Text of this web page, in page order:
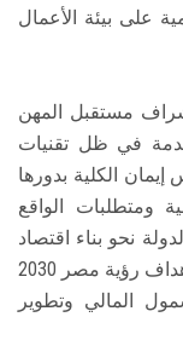
على بيئة الأعمال
مستقبل المهن
في ظل تقنيات
الكلية بدورها
ومتطلبات الواقع
نحو بناء اقتصاد
قائم على المعرفة والابتكار والتي تتفق مع أهداف رؤية مصر 2030
المالي وتطوير